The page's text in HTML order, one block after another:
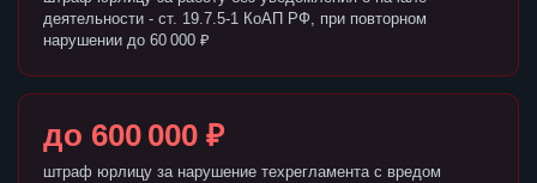
деятельности - ст. 19.7.5-1 КоАП РФ, при повторном
нарушении до 60 000 ₽
до 600 000 ₽
штраф юрлицу за нарушение техрегламента с вредом